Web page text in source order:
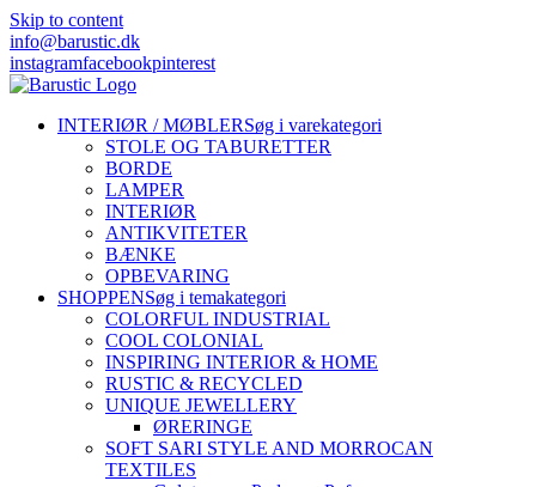
Skip to content
info@barustic.dk
instagramfacebookpinterest
INTERIØR / MØBLERSøg i varekategori
STOLE OG TABURETTER
BORDE
LAMPER
INTERIØR
ANTIKVITETER
BÆNKE
OPBEVARING
SHOPPENSøg i temakategori
COLORFUL INDUSTRIAL
COOL COLONIAL
INSPIRING INTERIOR & HOME
RUSTIC & RECYCLED
UNIQUE JEWELLERY
ØRERINGE
SOFT SARI STYLE AND MORROCAN
TEXTILES